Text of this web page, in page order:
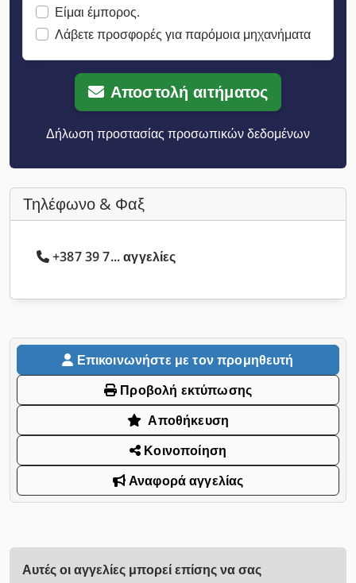
Είμαι έμπορος.
Λάβετε προσφορές για παρόμοια μηχανήματα
Αποστολή αιτήματος
Δήλωση προστασίας προσωπικών δεδομένων
Τηλέφωνο & Φαξ
+387 39 7... αγγελίες
Επικοινωνήστε με τον προμηθευτή
Προβολή εκτύπωσης
Αποθήκευση
Κοινοποίηση
Αναφορά αγγελίας
Αυτές οι αγγελίες μπορεί επίσης να σας